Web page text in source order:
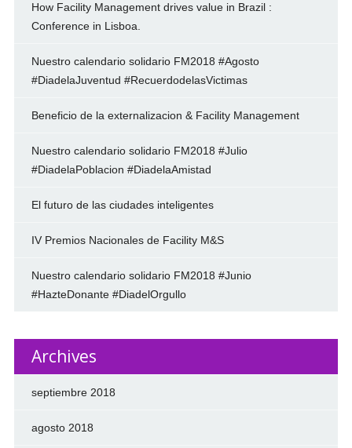
How Facility Management drives value in Brazil :
Conference in Lisboa.
Nuestro calendario solidario FM2018 #Agosto
#DiadelaJuventud #RecuerdodelasVictimas
Beneficio de la externalizacion & Facility Management
Nuestro calendario solidario FM2018 #Julio
#DiadelaPoblacion #DiadelaAmistad
El futuro de las ciudades inteligentes
IV Premios Nacionales de Facility M&S
Nuestro calendario solidario FM2018 #Junio
#HazteDonante #DiadelOrgullo
Archives
septiembre 2018
agosto 2018